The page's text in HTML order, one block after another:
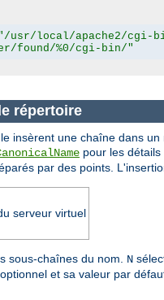
usr/local/apache2/cgi-
found/%0/cgi-bin/"
répertoire
insèrent une chaîne dans
pour les
par des points.
serveur virtuel
sous-chaînes du nom. N
et sa valeur par